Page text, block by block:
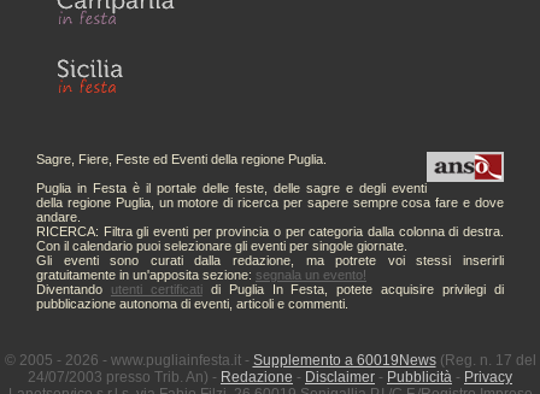
Sagre, Fiere, Feste ed Eventi della regione Puglia.
Puglia in Festa è il portale delle feste, delle sagre e degli eventi
della regione Puglia, un motore di ricerca per sapere sempre cosa fare e dove
andare.
RICERCA: Filtra gli eventi per provincia o per categoria dalla colonna di destra.
Con il calendario puoi selezionare gli eventi per singole giornate.
Gli eventi sono curati dalla redazione, ma potrete voi stessi inserirli
gratuitamente in un'apposita sezione: segnala un evento!
Diventando utenti certificatidi Puglia In Festa, potete acquisire privilegi di
pubblicazione autonoma di eventi, articoli e commenti.
© 2005 - 2026 - www.pugliainfesta.it - Supplemento a 60019News(Reg. n. 17 del
24/07/2003 presso Trib. An) - Redazione - Disclaimer - Pubblicità - Privacy